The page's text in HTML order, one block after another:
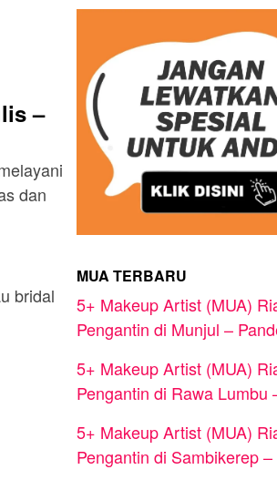
–
dan
bridal
MUA TERBARU
5+ Makeup Artist (MUA)
Pengantin di Munjul –
5+ Makeup Artist (MUA)
Pengantin di Rawa Lumbu
5+ Makeup Artist (MUA)
Pengantin di Sambikerep